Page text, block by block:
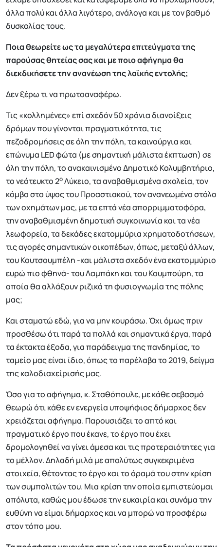
άλλα πολύ και άλλα λιγότερο, ανάλογα και με τον βαθμό
δυσκολίας τους.
Ποια θεωρείτε ως τα μεγαλύτερα επιτεύγματα της
παρούσας θητείας σας και με ποιο αφήγημα θα
διεκδικήσετε την ανανέωση της λαϊκής εντολής;
Δεν ξέρω τι να πρωτοαναφέρω.
Τις «κολλημένες» επί σχεδόν 50 χρόνια διανοίξεις
δρόμων που γίνονται πραγματικότητα, τις
πεζοδρομήσεις σε όλη την πόλη, τα καινούργια και
επώνυμα LED φώτα (με σημαντική μάλιστα έκπτωση) σε
όλη την πόλη, το ανακαινισμένο Δημοτικό Κολυμβητήριο,
το νεότευκτο 2οΛύκειο, τα αναβαθμισμένα σχολεία, τον
κόμβο στο ύψος του Προαστιακού, τον ανανεωμένο στόλο
των οχημάτων μας, με τα επτά νέα απορριμματοφόρα,
την αναβαθμισμένη δημοτική συγκοινωνία και τα νέα
λεωφορεία, τα δεκάδες εκατομμύρια χρηματοδοτήσεων,
τις αγορές σημαντικών οικοπέδων, όπως, μεταξύ άλλων,
του Κουτσουμπέλη -και μάλιστα σχεδόν ένα εκατομμύριο
ευρώ πιο φθηνά- του Λαμπάκη και του Κουμπούρη, τα
οποία θα αλλάξουν ριζικά τη φυσιογνωμία της πόλης
μας;
Και σταματώ εδώ, για να μην κουράσω. Όχι όμως πριν
προσθέσω ότι παρά τα πολλά και σημαντικά έργα, παρά
τα έκτακτα έξοδα, για παράδειγμα της πανδημίας, το
ταμείο μας είναι ίδιο, όπως το παρέλαβα το 2019, δείγμα
της καλοδιαχείρισής μας.
Όσο για το αφήγημα, κ. Σταθόπουλε, με κάθε σεβασμό
θεωρώ ότι κάθε εν ενεργεία υποψήφιος δήμαρχος δεν
χρειάζεται αφήγημα. Παρουσιάζει το απτό και
πραγματικό έργο που έκανε, το έργο που έχει
δρομολογηθεί να γίνει άμεσα και τις προτεραιότητες για
το μέλλον. Δηλαδή μιλά με απολύτως συγκεκριμένα
στοιχεία, θέτοντας το έργο και το όραμά του στην κρίση
των συμπολιτών του. Μια κρίση την οποία εμπιστεύομαι
απόλυτα, καθώς μου έδωσε την ευκαιρία και συνάμα την
ευθύνη να είμαι δήμαρχος και να μπορώ να προσφέρω
στον τόπο μου.